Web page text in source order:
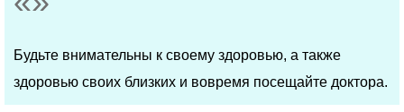
Будьте внимательны к своему здоровью, а также
здоровью своих близких и вовремя посещайте доктора.